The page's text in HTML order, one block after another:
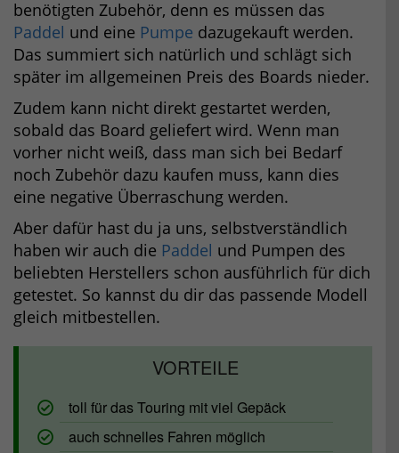
benötigten Zubehör, denn es müssen das
Paddel und eine Pumpe dazugekauft werden.
Das summiert sich natürlich und schlägt sich
später im allgemeinen Preis des Boards nieder.
Zudem kann nicht direkt gestartet werden,
sobald das Board geliefert wird. Wenn man
vorher nicht weiß, dass man sich bei Bedarf
noch Zubehör dazu kaufen muss, kann dies
eine negative Überraschung werden.
Aber dafür hast du ja uns, selbstverständlich
haben wir auch die Paddel und Pumpen des
beliebten Herstellers schon ausführlich für dich
getestet. So kannst du dir das passende Modell
gleich mitbestellen.
toll für das Touring mit viel Gepäck
auch schnelles Fahren möglich